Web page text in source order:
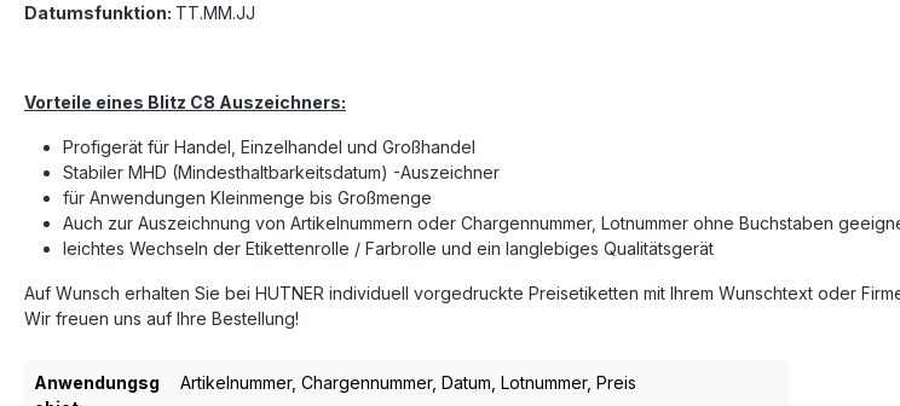
Datumsfunktion: TT.MM.JJ
Vorteile eines Blitz C8 Auszeichners:
Profigerät für Handel, Einzelhandel und Großhandel
Stabiler MHD (Mindesthaltbarkeitsdatum) -Auszeichner
für Anwendungen Kleinmenge bis Großmenge
Auch zur Auszeichnung von Artikelnummern oder Chargennummer, Lotnummer ohne Buchstaben
leichtes Wechseln der Etikettenrolle / Farbrolle und ein langlebiges Qualitätsgerät
Auf Wunsch erhalten Sie bei HUTNER individuell vorgedruckte Preisetiketten mit Ihrem Wunschtext oder
Wir freuen uns auf Ihre Bestellung!
Anwendungsg
Artikelnummer, Chargennummer, Datum , Lotnummer, Preis